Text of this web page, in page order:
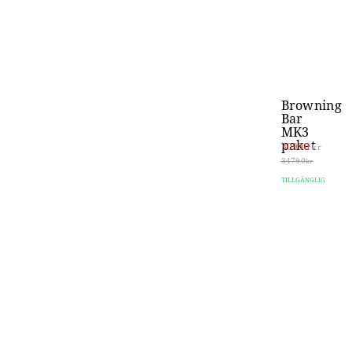
Browning
Bar
MK3
paket
30990kr
34790kr
TILLGÄNGLIG